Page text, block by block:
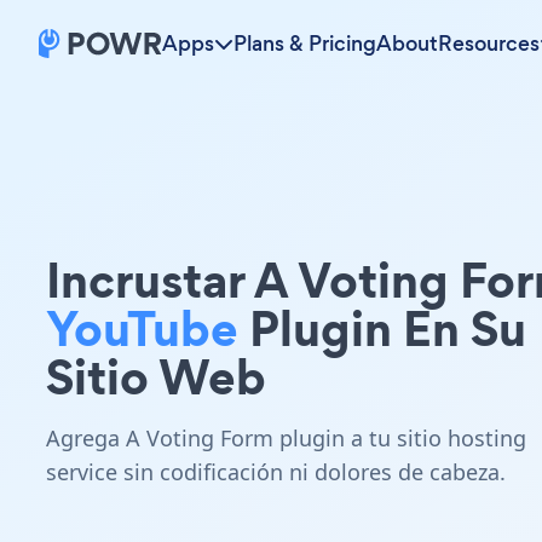
Apps Plans & PricingAboutResources
Incrustar A Voting
YouTube Plugin En Su
Sitio Web
Agrega A Voting Form plugin a tu sitio hosting
service sin codificación ni dolores de cabeza.